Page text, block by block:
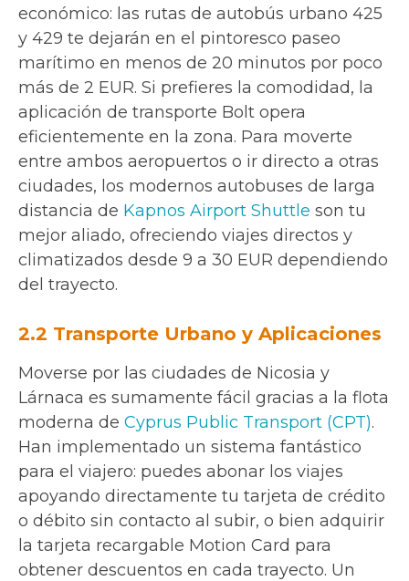
económico: las rutas de autobús urbano 425
y 429 te dejarán en el pintoresco paseo
marítimo en menos de 20 minutos por poco
más de 2 EUR. Si prefieres la comodidad, la
aplicación de transporte Bolt opera
eficientemente en la zona. Para moverte
entre ambos aeropuertos o ir directo a otras
ciudades, los modernos autobuses de larga
distancia de Kapnos Airport Shuttle son tu
mejor aliado, ofreciendo viajes directos y
climatizados desde 9 a 30 EUR dependiendo
del trayecto.
2.2 Transporte Urbano y Aplicaciones
Moverse por las ciudades de Nicosia y
Lárnaca es sumamente fácil gracias a la flota
moderna de Cyprus Public Transport (CPT).
Han implementado un sistema fantástico
para el viajero: puedes abonar los viajes
apoyando directamente tu tarjeta de crédito
o débito sin contacto al subir, o bien adquirir
la tarjeta recargable Motion Card para
obtener descuentos en cada trayecto. Un